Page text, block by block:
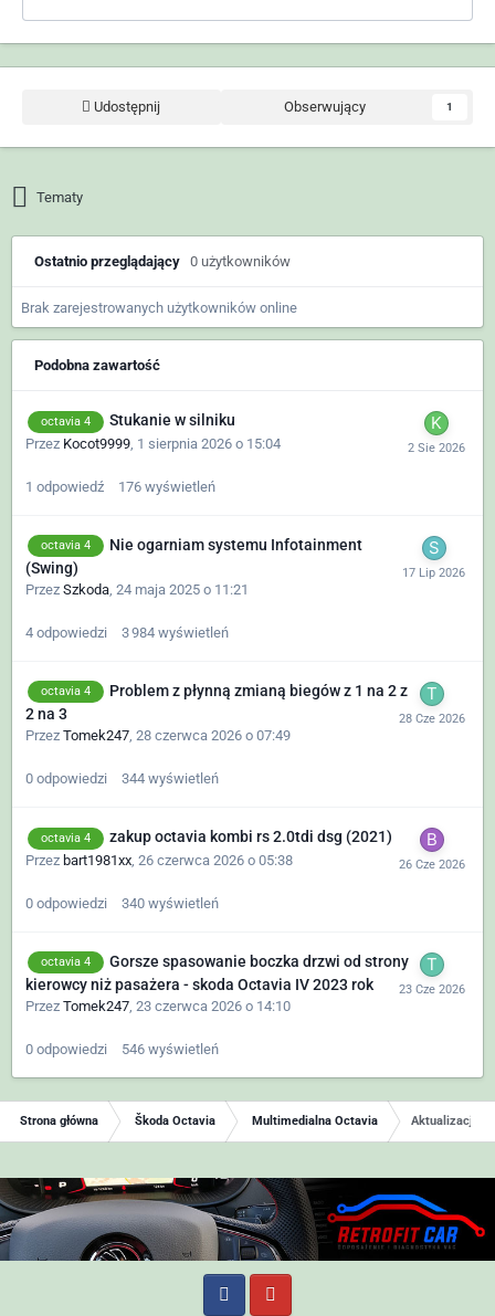
Udostępnij Obserwujący 1
Tematy
Ostatnio przeglądający 0 użytkowników
Brak zarejestrowanych użytkowników online
Podobna zawartość
octavia 4 Stukanie w silniku
Przez Kocot9999 1 sierpnia 2026 o 15:04
1 odpowiedź 176 wyświetleń
octavia 4
Nie ogarniam systemu Infotainment
(Swing)
Przez Szkoda, 24 maja 2025 o 11:21
4 odpowiedzi 3 984 wyświetleń
octavia 4
Problem z płynną zmianą biegów z 1 na 2 z
2 na 3
Przez Tomek247, 28 czerwca 2026 o 07:49
0 odpowiedzi 344 wyświetleń
octavia 4 zakup octavia kombi rs 2.0tdi dsg (2021)
Przez bart1981xx 26 czerwca 2026 o 05:38
0 odpowiedzi 340 wyświetleń
octavia 4
Gorsze spasowanie boczka drzwi od strony
kierowcy niż pasażera - skoda Octavia IV 2023 rok
Przez Tomek247, 23 czerwca 2026 o 14:10
0 odpowiedzi 546 wyświetleń
Strona główna Škoda Octavia Multimedialna Octavia Aktualizacja